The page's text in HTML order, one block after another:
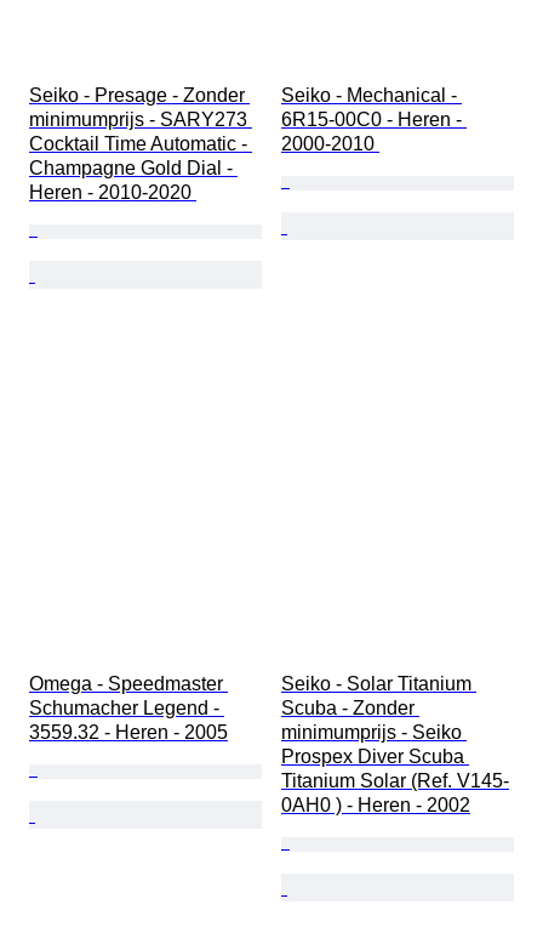
Seiko - Presage - Zonder
minimumprijs - SARY273
Cocktail Time Automatic -
Champagne Gold Dial -
Heren - 2010-2020
Seiko - Mechanical -
6R15-00C0 - Heren -
2000-2010
Omega - Speedmaster
Schumacher Legend -
3559.32 - Heren - 2005
Seiko - Solar Titanium
Scuba - Zonder
minimumprijs - Seiko
Prospex Diver Scuba
Titanium Solar (Ref. V145-
0AH0 ) - Heren - 2002